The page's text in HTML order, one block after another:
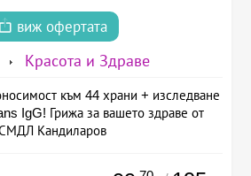
виж офертата
Красота и Здраве
към 44 храни + изследване
IgG! Грижа за вашето здраве от
Кандиларов